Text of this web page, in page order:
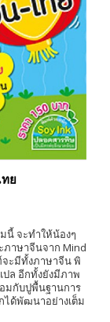
ย
นี้ จะทำให้น้องๆ
ภาษาจีนจาก Mind
ะมีทั้งภาษาจีน พิ
ล อีกทั้งยังมีภาพ
มกับปูพื้นฐานการ
ได้พัฒนาอย่างเต็ม